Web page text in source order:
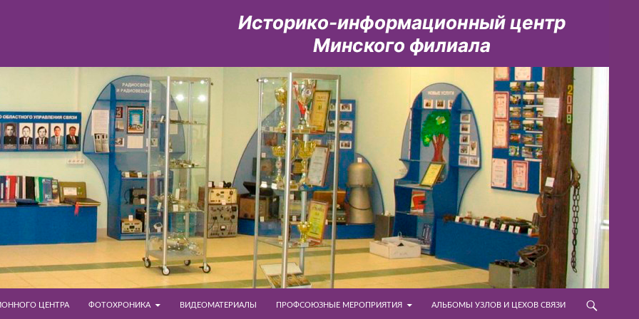
ЦЕНТРА ФОТОХРОНИКА ВИДЕОМАТЕРИАЛЫ ПРОФСОЮЗНЫЕ МЕРОПРИЯТИЯ АЛЬБОМЫ УЗЛОВ И ЦЕХОВ СВЯЗИ